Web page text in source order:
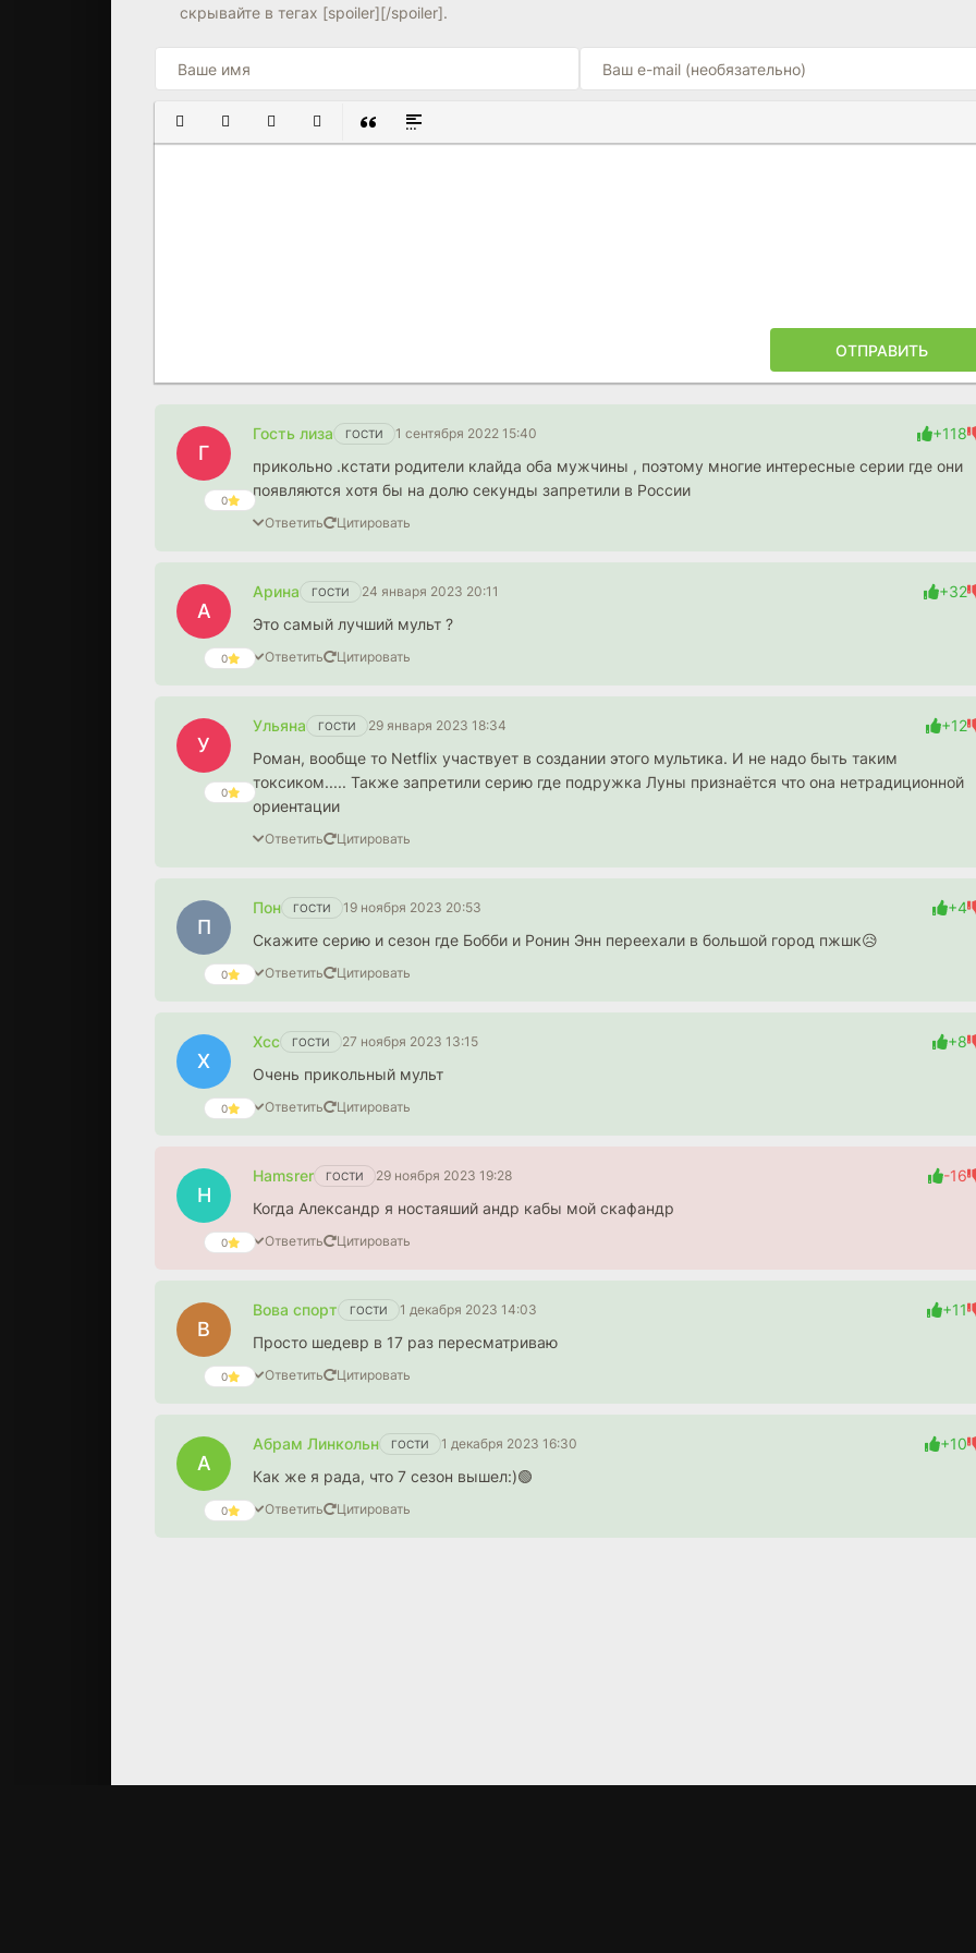
7.4 6.8
скрывайте в тегах [spoiler][/spoiler].
ПОЛУЖИРНЫЙ
КУРСИВПОДЧЕРКНУТЫЙ
ЗАЧЕРКНУТЫЙ
ВСТАВКА ЦИТАТЫ
ВСТАВКА СПОЙЛЕРА
ОТПРАВИТЬ
0
Г
Гость лиза ГОСТИ 1 сентября 2022 15:40
+118
прикольно .кстати родители клайда оба мужчины , поэтому многие интересные серии где они
появляются хотя бы на долю секунды запретили в России
Ответить Цитировать
0
А
Арина ГОСТИ 24 января 2023 20:11
+32
Это самый лучший мульт ?
Ответить Цитировать
0
У
Ульяна ГОСТИ 29 января 2023 18:34
+12
Роман, вообще то Netflix участвует в создании этого мультика. И не надо быть таким
токсиком..... Также запретили серию где подружка Луны признаётся что она нетрадиционной
ориентации
Ответить Цитировать
0
П
Пон ГОСТИ 19 ноября 2023 20:53
+4
Скажите серию и сезон где Бобби и Ронин Энн переехали в большой город пжшк😥
Ответить Цитировать
0
Х
Хсс ГОСТИ 27 ноября 2023 13:15
+8
Очень прикольный мульт
Ответить Цитировать
0
H
Hamsrer ГОСТИ 29 ноября 2023 19:28
-16
Когда Александр я ностаяший андр кабы мой скафандр
Ответить Цитировать
0
В
Вова спорт ГОСТИ 1 декабря 2023 14:03
+11
Просто шедевр в 17 раз пересматриваю
Ответить Цитировать
0
А
Абрам Линкольн ГОСТИ 1 декабря 2023 16:30
+10
Как же я рада, что 7 сезон вышел:)🟢
Ответить Цитировать